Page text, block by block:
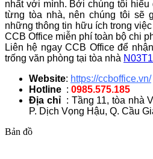
nhất với mình. Bởi chúng tôi
từng tòa nhà, nên chúng tôi sẽ
những thông tin hữu ích trong
CCB Office miễn phí toàn bộ chi
Liên hệ ngay CCB Office để
trống văn phòng tại tòa nhà
Website: https://ccboffice.vn/
Hotline : 0985.575.185
Địa chỉ : Tầng 11, tòa nhà
P. Dịch Vọng Hậu, Q. Cầu
Bản đồ